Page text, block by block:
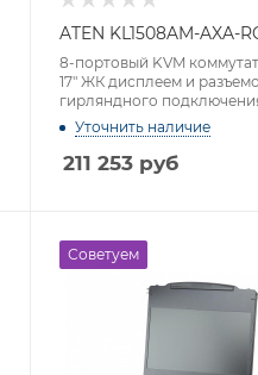
ATEN KL1508AM-AXA-
8-портовый KVM
17" ЖК дисплеем и
гирляндного
5e/6, Dual Rail, 1600 x 1200,
1280 x 1024, 75 Гц
Уточнить наличие
211 253руб
Советуем